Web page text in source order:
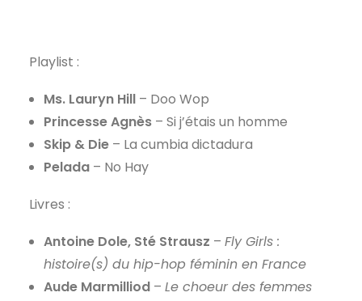
Playlist :
Ms. Lauryn Hill – Doo Wop
Princesse Agnès – Si j’étais un homme
Skip & Die – La cumbia dictadura
Pelada – No Hay
Livres :
Antoine Dole, Sté Strausz – Fly Girls :
histoire(s) du hip-hop féminin en France
Aude Marmilliod – Le choeur des femmes